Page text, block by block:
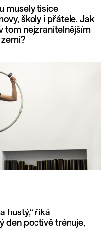
musely tisíce
školy i přátele. Jak
tom nejzranitelnějším
hustý,“ říká
den poctivě trénuje,